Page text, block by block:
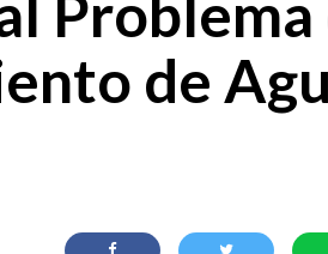
Problema
de